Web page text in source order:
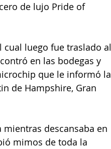
de lujo Pride of
luego fue traslado al
en las bodegas y
que le informó la
de Hampshire, Gran
descansaba en
mimos de toda la